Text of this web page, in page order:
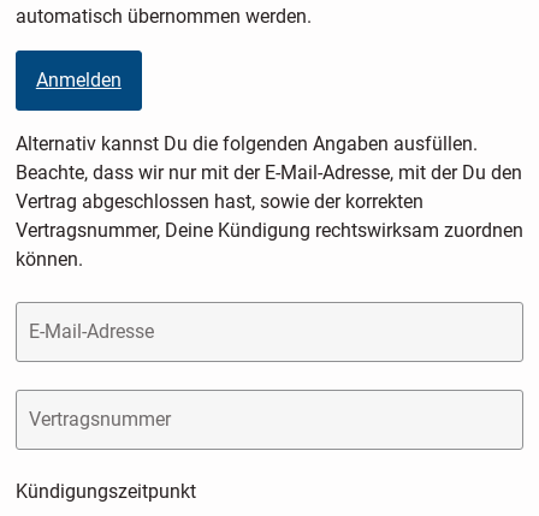
automatisch übernommen werden.
Anmelden
Alternativ kannst Du die folgenden Angaben ausfüllen.
Beachte, dass wir nur mit der E-Mail-Adresse, mit der Du den
Vertrag abgeschlossen hast, sowie der korrekten
Vertragsnummer, Deine Kündigung rechtswirksam zuordnen
können.
E-Mail-Adresse
Vertragsnummer
Kündigungszeitpunkt